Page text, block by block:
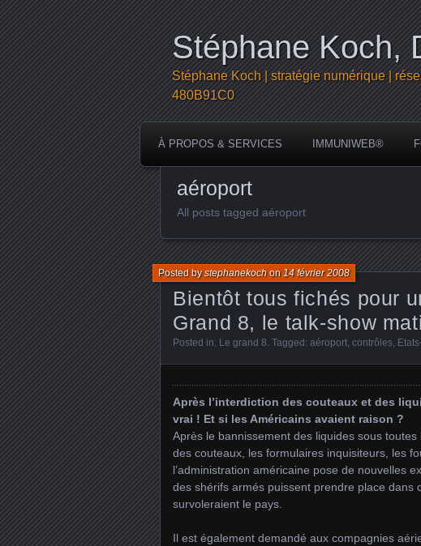
Stéphane Koch,
Stéphane Koch | stratégie numérique |
480B91C0
À PROPOS & SERVICES IMMUNIWEB®
aéroport
All posts tagged aéroport
Bientôt tous fichés pour
Grand 8, le talk-show
Posted bystephanekochon 14 février 2008
Posted in: Le grand 8 . Tagged: aéroport contrôles
Après l’interdiction des couteaux et des
vrai ! Et si les Américains avaient raison ?
Après le bannissement des liquides sous
des couteaux, les formulaires inquisiteurs, les
l’administration américaine pose de nouvelles
des shérifs armés puissent prendre place dans
survoleraient le pays.
Il est également demandé aux compagnies